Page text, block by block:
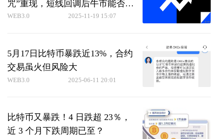
咒”重现，短线回调后牛市能否持
续？一文详解
WEB3.0 2025-11-19 15:07
5月17日比特币暴跌近13%，合约
交易虽火但风险大
WEB3.0 2025-06-11 20:01
比特币又暴跌！4 日跌超 23％，
近 3 个月下跌周期已至？